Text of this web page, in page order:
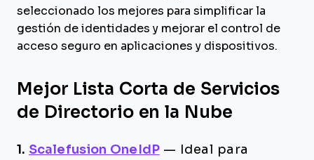
seleccionado los mejores para simplificar la
gestión de identidades y mejorar el control de
acceso seguro en aplicaciones y dispositivos.
Mejor Lista Corta de Servicios
de Directorio en la Nube
1. Scalefusion OneIdP —
Ideal para